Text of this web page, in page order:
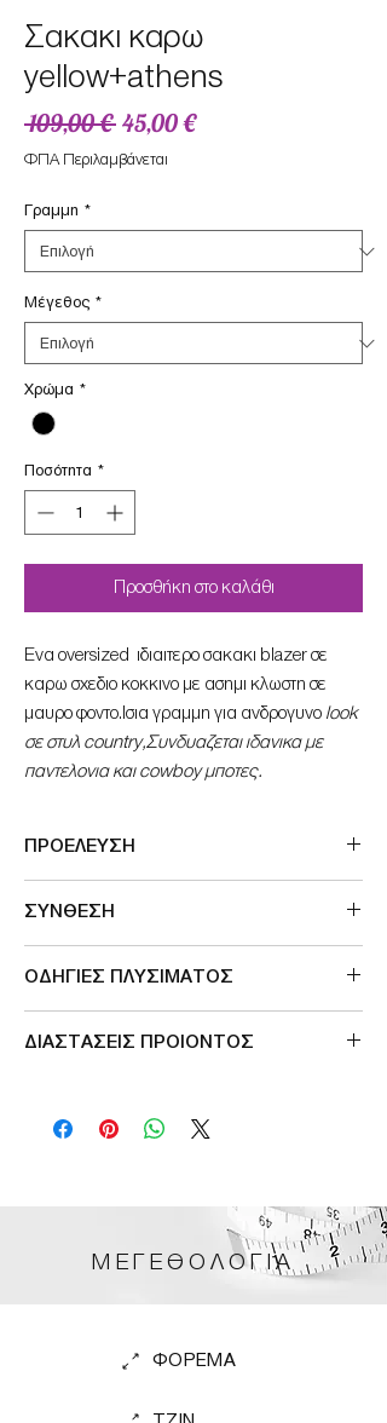
Σακακι καρω
yellow+athens
109,00 € Κανονική
τιμή
45,00 €Τιμή
ΦΠΑ Περιλαμβάνεται
Γραμμη *
Μέγεθος *
Χρώμα *
Ποσότητα *
Προσθήκη στο καλάθι
Eνα oversized ιδιαιτερο σακακι blazer σε
καρω σχεδιο κοκκινο με ασημι κλωστη σε
μαυρο φοντο.Iσια γραμμη για ανδρογυνο look
σε στυλ country,Συνδυαζεται ιδανικα με
παντελονια και cowboy μποτες.
ΠΡΟΕΛΕΥΣΗ
ΣΥΝΘΕΣΗ
ΟΔΗΓΙΕΣ ΠΛΥΣΙΜΑΤΟΣ
ΔΙΑΣΤΑΣΕΙΣ ΠΡΟΙΟΝΤΟΣ
ΜΕΓΕΘΟΛΟΓΙΑ
ΦΟΡΕΜΑ